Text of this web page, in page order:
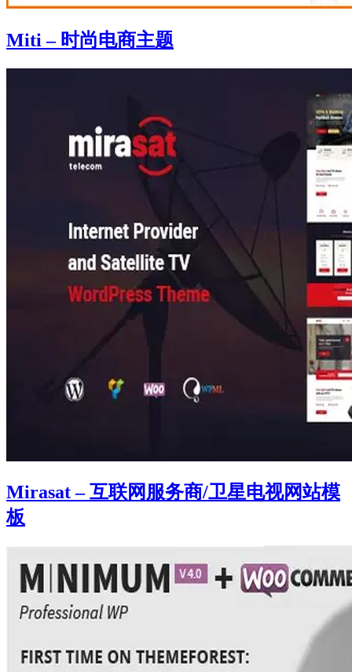
Miti – 时尚电商主题
Mirasat – 互联网服务商/卫星电视网站模
板